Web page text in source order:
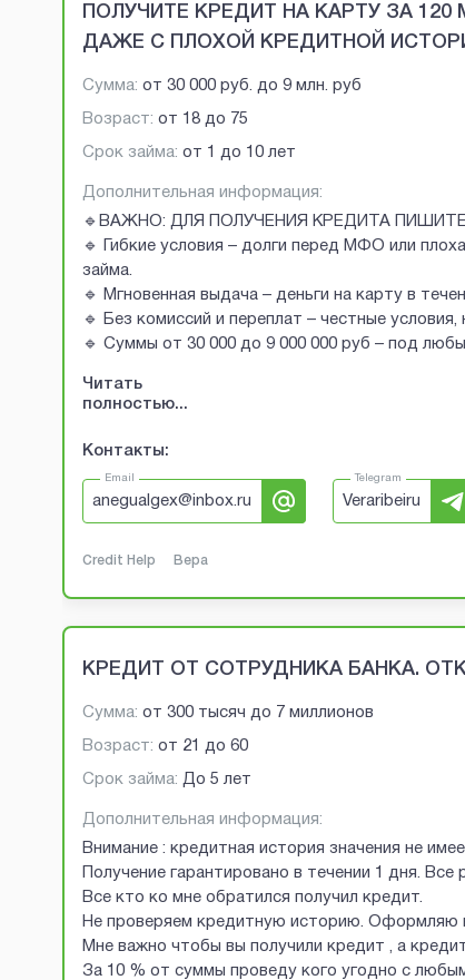
ПОЛУЧИТЕ КРЕДИТ НА КАРТУ ЗА
ДАЖЕ С ПЛОХОЙ КРЕДИТНОЙ
Сумма: от 30 000 руб. до 9 млн. руб
Возраст: от 18 до 75
Срок займа: от 1 до 10 лет
Дополнительная информация:
🔹ВАЖНО: ДЛЯ ПОЛУЧЕНИЯ КРЕДИТА
🔹 Гибкие условия – долги перед МФО или
займа.
🔹 Мгновенная выдача – деньги на карту в
🔹 Без комиссий и переплат – честные
🔹 Суммы от 30 000 до 9 000 000 руб – под
Читать
полностью...
Контакты:
Email
anegualgex@inbox.ru
Telegram
Veraribeiru
Credit Help Вера
КРЕДИТ ОТ СОТРУДНИКА БАНКА.
Сумма: от 300 тысяч до 7 миллионов
Возраст: от 21 до 60
Срок займа: До 5 лет
Дополнительная информация:
Внимание : кредитная история значения не
Получение гарантировано в течении 1 дня.
Все кто ко мне обратился получил кредит.
Не проверяем кредитную историю. Оформляю
Мне важно чтобы вы получили кредит , а
За 10 % от суммы проведу кого угодно с